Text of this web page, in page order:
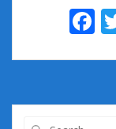
F
e
b